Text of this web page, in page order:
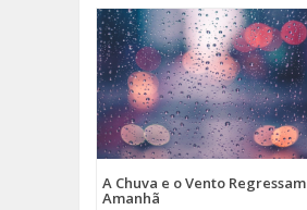
A Chuva e o Vento Regressam
Amanhã